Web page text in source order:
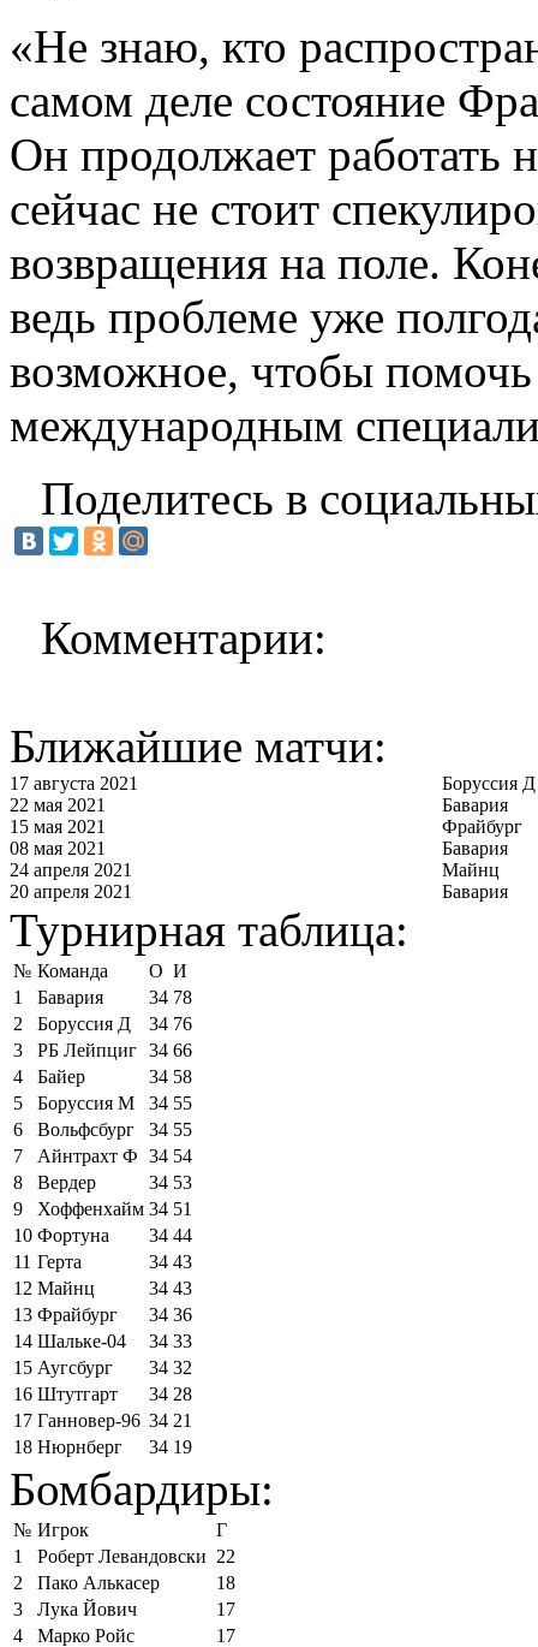
«Не знаю, кто
самом деле состояние
Он продолжает работать
сейчас не стоит
возвращения на поле.
ведь проблеме уже
возможное, чтобы
международным
Поделитесь в
Комментарии:
Ближайшие матчи:
17 августа 2021
Боруссия Д
22 мая 2021
Бавария
15 мая 2021
Фрайбург
08 мая 2021
Бавария
24 апреля 2021
Майнц
20 апреля 2021
Бавария
Турнирная таблица:
№ Команда О И
1
Бавария 34 78
2
Боруссия Д 34 76
3
РБ Лейпциг 34 66
4
Байер 34 58
5
Боруссия М 34 55
6
Вольфсбург 34 55
7
Айнтрахт Ф 34 54
8
Вердер 34 53
9
Хоффенхайм 34 51
10 Фортуна 34 44
11 Герта 34 43
12 Майнц 34 43
13 Фрайбург 34 36
14 Шальке-04 34 33
15 Аугсбург 34 32
16 Штутгарт 34 28
17 Ганновер-96 34 21
18 Нюрнберг 34 19
Бомбардиры:
№ Игрок
Г
1
Роберт Левандовски 22
2
Пако Алькасер
18
3
Лука Йович
17
4
Марко Ройс
17